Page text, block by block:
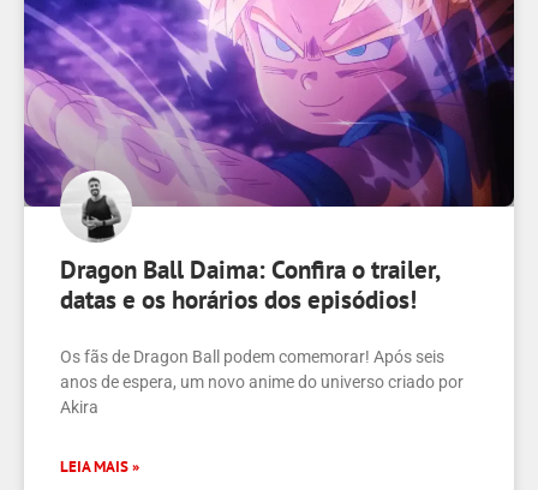
Dragon Ball Daima: Confira o trailer,
datas e os horários dos episódios!
Os fãs de Dragon Ball podem comemorar! Após seis
anos de espera, um novo anime do universo criado por
Akira
LEIA MAIS »